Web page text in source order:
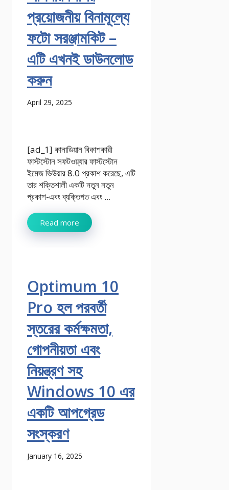
প্রয়োজনীয় বিনামূল্যে
ফটো সরঞ্জামকিট –
এটি এখনই ডাউনলোড
করুন
April 29, 2025
[ad_1] কানাডিয়ান বিকাশকারী
ফাস্টস্টোন সফটওয়্যার ফাস্টস্টোন
ইমেজ ভিউয়ার 8.0 প্রকাশ করেছে, এটি
তার শক্তিশালী একটি নতুন নতুন
প্রকাশ-এবং ব্যক্তিগত এবং ...
Read more
Optimum 10
Pro হল পরবর্তী
স্তরের কর্মক্ষমতা,
গোপনীয়তা এবং
নিয়ন্ত্রণ সহ
Windows 10 এর
একটি আপগ্রেড
সংস্করণ
January 16, 2025